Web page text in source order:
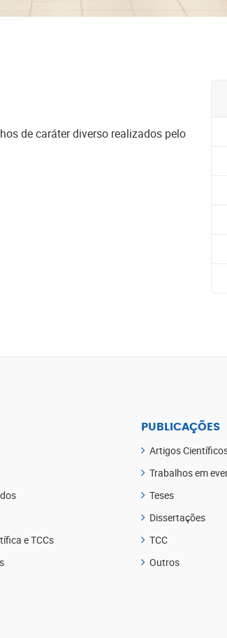
de caráter diverso realizados pelo
e TCCs
PUBLICAÇÕES
Artigos
Trabalhos em
Teses
Dissertações
TCC
Outros